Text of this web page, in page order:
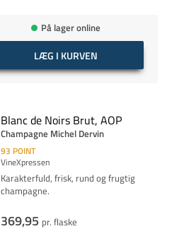
På lager online
LÆG I KURVEN
Blanc de Noirs Brut, AOP
Champagne Michel Dervin
93 POINT
VineXpressen
Karakterfuld, frisk, rund og frugtig
champagne.
369,95 pr. flaske